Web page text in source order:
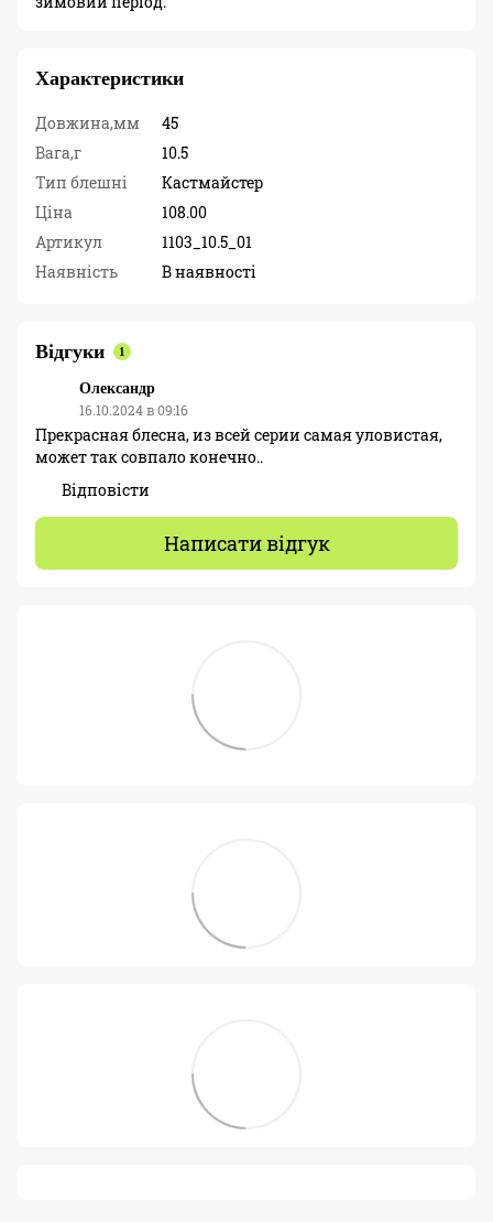
Характеристики
Довжина,мм
45
Вага,г
10.5
Тип блешні
Кастмайстер
Ціна
108.00
Артикул
1103_10.5_01
Наявність
В наявності
Відгуки 1
Олександр
16.10.2024 в 09:16
Прекрасная блесна, из всей серии самая уловистая,
может так совпало конечно..
Відповісти
Написати відгук